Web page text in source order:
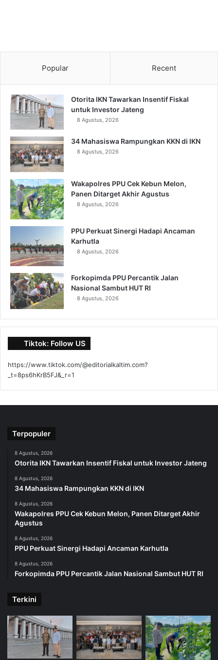
Popular Recent
Otorita IKN Tawarkan Insentif Fiskal
untuk Investor Jateng
8 Agustus, 2026
34 Mahasiswa Rampungkan KKN di IKN
8 Agustus, 2026
Wakapolres PPU Cek Kebun Melon,
Panen Ditarget Akhir Agustus
8 Agustus, 2026
PPU Perkuat Sinergi Hadapi Ancaman
Karhutla
8 Agustus, 2026
Forkopimda PPU Percantik Jalan
Nasional Sambut HUT RI
8 Agustus, 2026
Tiktok: Follow US
https://www.tiktok.com/@editorialkaltim.com?
_t=8ps6hKrB5FJ&_r=1
Terpopuler
8 Agustus, 2026
Otorita IKN Tawarkan Insentif Fiskal untuk Investor Jateng
8 Agustus, 2026
34 Mahasiswa Rampungkan KKN di IKN
8 Agustus, 2026
Wakapolres PPU Cek Kebun Melon, Panen Ditarget Akhir
Agustus
8 Agustus, 2026
PPU Perkuat Sinergi Hadapi Ancaman Karhutla
8 Agustus, 2026
Forkopimda PPU Percantik Jalan Nasional Sambut HUT RI
Terkini